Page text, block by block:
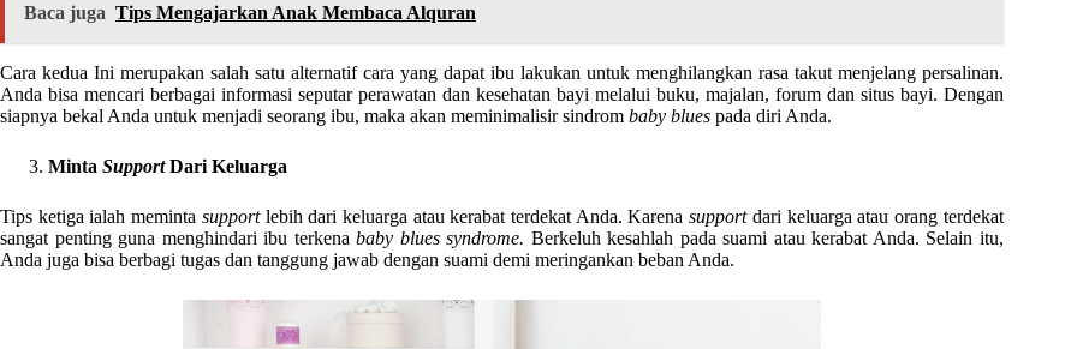
Baca juga Tips Mengajarkan Anak Membaca Alquran
Cara kedua Ini merupakan salah satu alternatif cara yang dapat ibu lakukan untuk menghilangkan rasa takut menjelang persalinan.
Anda bisa mencari berbagai informasi seputar perawatan dan kesehatan bayi melalui buku, majalan, forum dan situs bayi. Dengan
siapnya bekal Anda untuk menjadi seorang ibu, maka akan meminimalisir sindrom baby blues pada diri Anda.
Minta SupportDari Keluarga
Tips ketiga ialah meminta supportlebih dari keluarga atau kerabat terdekat Anda. Karenasupportdari keluarga atau orang terdekat
sangat penting guna menghindari ibu terkenababy blues syndrome. Berkeluh kesahlah pada suami atau kerabat Anda. Selain itu,
Anda juga bisa berbagi tugas dan tanggung jawab dengan suami demi meringankan beban Anda.